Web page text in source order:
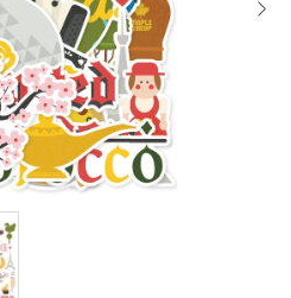
Oblíbené ♥️
podmínky
Ověřování recenzí